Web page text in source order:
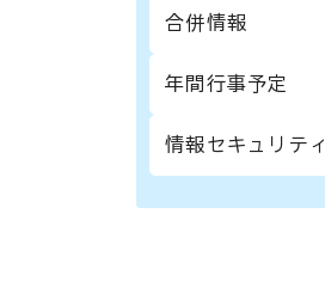
合併情報
年間行事予定
情報セキュリティ